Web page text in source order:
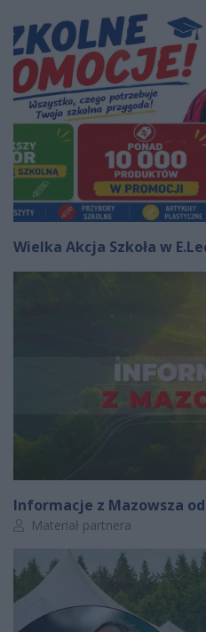
Wielka Akcja Szkoła w
Informacje z Mazowsza
Autor artykułu:
Materiał partnera